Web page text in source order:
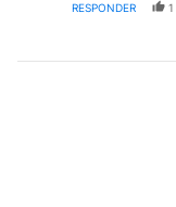
RESPONDER 1